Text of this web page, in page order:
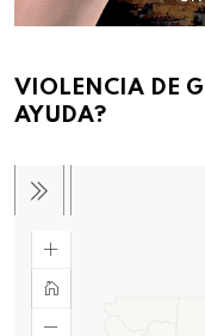
VIOLENCIA DE
AYUDA?